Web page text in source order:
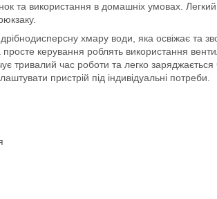
та використання в домашніх умовах.
хмару води, яка освіжає та
керування роблять використання
тривалий час роботи та легко
пристрій під індивідуальні потреби.